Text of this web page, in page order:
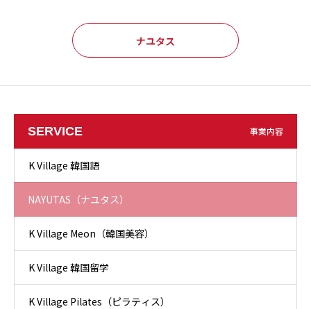
ナユタス
SERVICE 事業内容
K Village 韓国語
NAYUTAS（ナユタス）
K Village Meon（韓国美容）
K Village 韓国留学
K Village Pilates（ピラティス）